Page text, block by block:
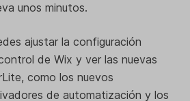
unos minutos.
ajustar la configuración
de Wix y ver las nuevas
como los nuevos
de automatización y los